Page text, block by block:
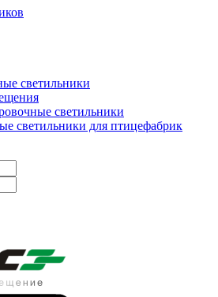
светильники
светильники
светильники для птицефабрик